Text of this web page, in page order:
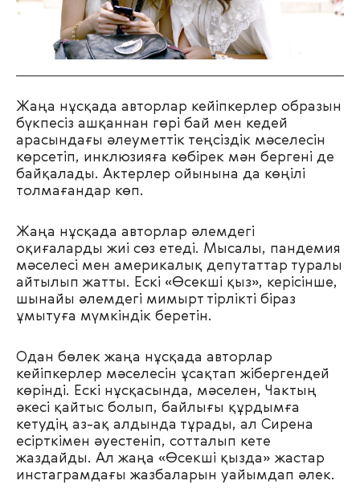
Жаңа нұсқада авторлар кейіпкерлер образын
бүкпесіз ашқаннан гөрі бай мен кедей
арасындағы әлеуметтік теңсіздік мәселесін
көрсетіп, инклюзияға көбірек мән бергені де
байқалады. Актерлер ойынына да көңілі
толмағандар көп.
Жаңа нұсқада авторлар әлемдегі
оқиғаларды жиі сөз етеді. Мысалы, пандемия
мәселесі мен америкалық депутаттар туралы
айтылып жатты. Ескі «Өсекші қыз», керісінше,
шынайы әлемдегі мимырт тірлікті біраз
ұмытуға мүмкіндік беретін.
Одан бөлек жаңа нұсқада авторлар
кейіпкерлер мәселесін ұсақтап жібергендей
көрінді. Ескі нұсқасында, мәселен, Чактың
әкесі қайтыс болып, байлығы құрдымға
кетудің аз-ақ алдында тұрады, ал Сирена
есірткімен әуестеніп, сотталып кете
жаздайды. Ал жаңа «Өсекші қызда» жастар
инстаграмдағы жазбаларын уайымдап әлек.